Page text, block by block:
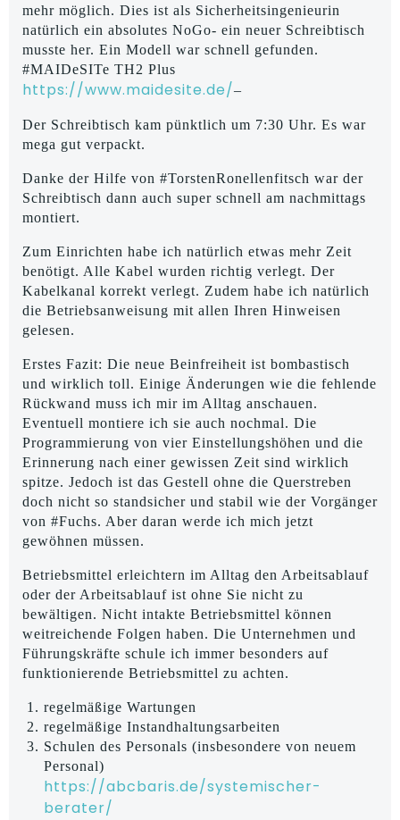
mehr möglich. Dies ist als Sicherheitsingenieurin
natürlich ein absolutes NoGo- ein neuer Schreibtisch
musste her. Ein Modell war schnell gefunden.
#MAIDeSITe TH2 Plus
https://www.maidesite.de/–
Der Schreibtisch kam pünktlich um 7:30 Uhr. Es war
mega gut verpackt.
Danke der Hilfe von #TorstenRonellenfitsch war der
Schreibtisch dann auch super schnell am nachmittags
montiert.
Zum Einrichten habe ich natürlich etwas mehr Zeit
benötigt. Alle Kabel wurden richtig verlegt. Der
Kabelkanal korrekt verlegt. Zudem habe ich natürlich
die Betriebsanweisung mit allen Ihren Hinweisen
gelesen.
Erstes Fazit: Die neue Beinfreiheit ist bombastisch
und wirklich toll. Einige Änderungen wie die fehlende
Rückwand muss ich mir im Alltag anschauen.
Eventuell montiere ich sie auch nochmal. Die
Programmierung von vier Einstellungshöhen und die
Erinnerung nach einer gewissen Zeit sind wirklich
spitze. Jedoch ist das Gestell ohne die Querstreben
doch nicht so standsicher und stabil wie der Vorgänger
von #Fuchs. Aber daran werde ich mich jetzt
gewöhnen müssen.
Betriebsmittel erleichtern im Alltag den Arbeitsablauf
oder der Arbeitsablauf ist ohne Sie nicht zu
bewältigen. Nicht intakte Betriebsmittel können
weitreichende Folgen haben. Die Unternehmen und
Führungskräfte schule ich immer besonders auf
funktionierende Betriebsmittel zu achten.
regelmäßige Wartungen
regelmäßige Instandhaltungsarbeiten
Schulen des Personals (insbesondere von neuem
Personal)
https://abcbaris.de/systemischer-
berater/